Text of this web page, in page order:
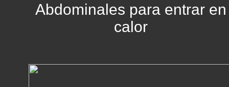
Abdominales para entrar en
calor